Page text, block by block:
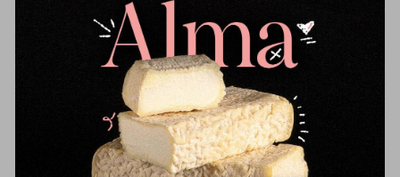
Mantequilla